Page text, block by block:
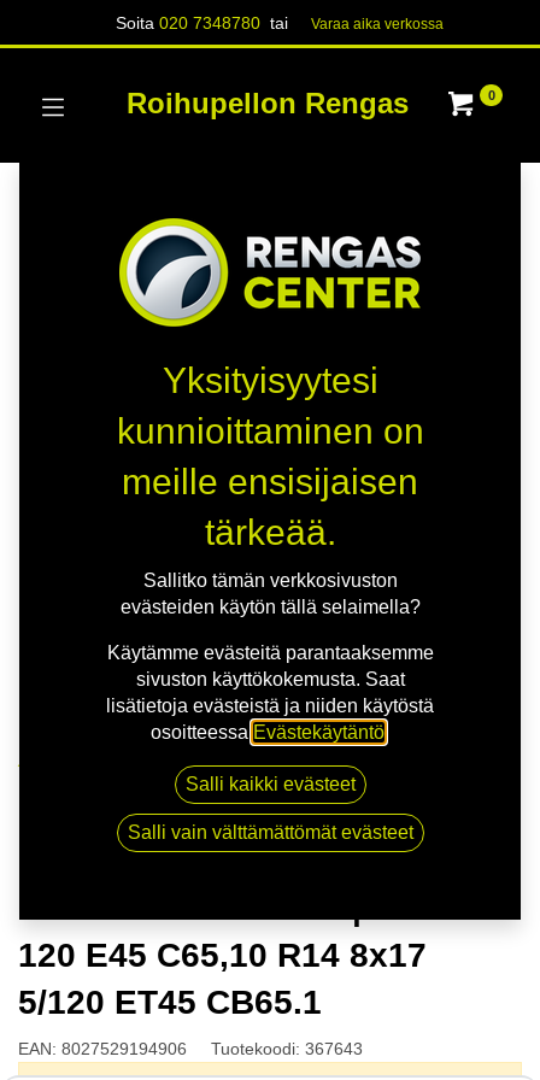
Soita020 7348780 tai Varaa aika verk​​​​ossa
Roihupellon Rengas 0
MSW 99 VAN M.BLK | 8X17 5-120 E45 C65,10 R14
8x17 5/120 ET45 CB65.1
120 E45 C65,10 R14 8x17
5/120 ET45 CB65.1
EAN: 8027529194906 Tuotekoodi: 367643
Yksityisyytesi
kunnioittaminen on
meille ensisijaisen
tärkeää.
Sallitko tämän verkkosivuston
evästeiden käytön tällä selaimella?
Käytämme evästeitä parantaaksemme
sivuston käyttökokemusta. Saat
lisätietoja evästeistä ja niiden käytöstä
osoitteessa Evästekäytäntö
Salli kaikki evästeet
Salli vain välttämättömät evästeet